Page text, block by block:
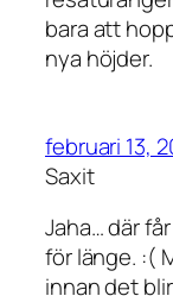
bara att
nya höjder.
februari 13,
Saxit
Jaha… där
för länge. :(
innan det